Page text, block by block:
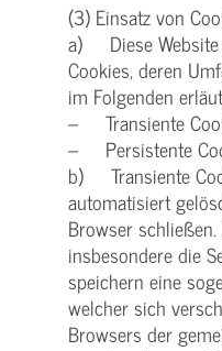
(3) Einsatz von
a) Diese Website
Cookies, deren
im Folgenden
– Transiente
– Persistente
b) Transiente
automatisiert
Browser schließen.
insbesondere die
speichern eine
welcher sich
Browsers der